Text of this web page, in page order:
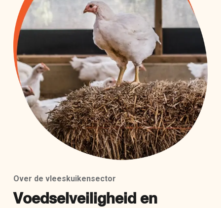
Over de vleeskuikensector
Voedselveiligheid en